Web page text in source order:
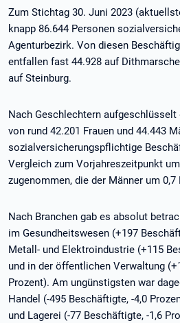
Zum Stichtag 30. Juni 2023
knapp 86.644 Personen
Agenturbezirk. Von diesen
entfallen fast 44.928 auf
auf Steinburg.
Nach Geschlechtern
von rund 42.201 Frauen und 44.443
sozialversicherungspflichtige
Vergleich zum Vorjahreszeitpunkt
zugenommen, die der Männer um
Nach Branchen gab es absolut
im Gesundheitswesen (+197
Metall- und Elektroindustrie (+115
und in der öffentlichen Verwaltung
Prozent). Am ungünstigsten war
Handel (-495 Beschäftigte, -4,0
und Lagerei (-77 Beschäftigte, -1,6